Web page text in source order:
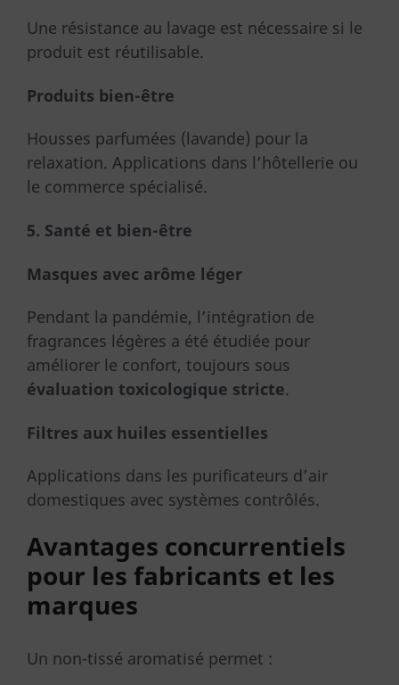
Une résistance au lavage est nécessaire si le
produit est réutilisable.
Produits bien-être
Housses parfumées (lavande) pour la
relaxation. Applications dans l’hôtellerie ou
le commerce spécialisé.
5. Santé et bien-être
Masques avec arôme léger
Pendant la pandémie, l’intégration de
fragrances légères a été étudiée pour
améliorer le confort, toujours sous
évaluation toxicologique stricte.
Filtres aux huiles essentielles
Applications dans les purificateurs d’air
domestiques avec systèmes contrôlés.
Avantages concurrentiels
pour les fabricants et les
marques
Un non-tissé aromatisé permet :